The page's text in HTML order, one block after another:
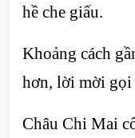
hề che giấu.
Khoảng cách
hơn, lời mời gọi
Châu Chi Mai